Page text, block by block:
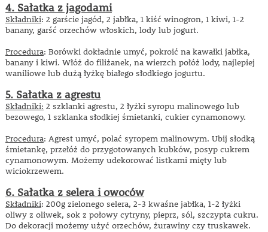
4. Sałatka z jagodami
Składniki: 2 garście jagód, 2 jabłka, 1 kiść winogron, 1 kiwi, 1-2
banany, garść orzechów włoskich, lody lub jogurt.
Procedura: Borówki dokładnie umyć, pokroić na kawałki jabłka,
banany i kiwi. Włóż do filiżanek, na wierzch połóż lody, najlepiej
waniliowe lub dużą łyżkę białego słodkiego jogurtu.
5. Sałatka z agrestu
Składniki: 2 szklanki agrestu, 2 łyżki syropu malinowego lub
bezowego, 1 szklanka słodkiej śmietanki, cukier cynamonowy.
Procedura: Agrest umyć, polać syropem malinowym. Ubij słodką
śmietankę, przełóż do przygotowanych kubków, posyp cukrem
cynamonowym. Możemy udekorować listkami mięty lub
wiciokrzewem.
6. Sałatka z selera i owoców
Składniki: 200g zielonego selera, 2-3 kwaśne jabłka, 1-2 łyżki
oliwy z oliwek, sok z połowy cytryny, pieprz, sól, szczypta cukru.
Do dekoracji możemy użyć orzechów, żurawiny czy truskawek.